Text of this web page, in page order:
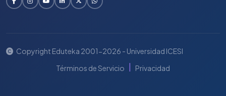
Copyright Eduteka 2001-2026 - Universidad ICESI
Términos de Servicio | Privacidad